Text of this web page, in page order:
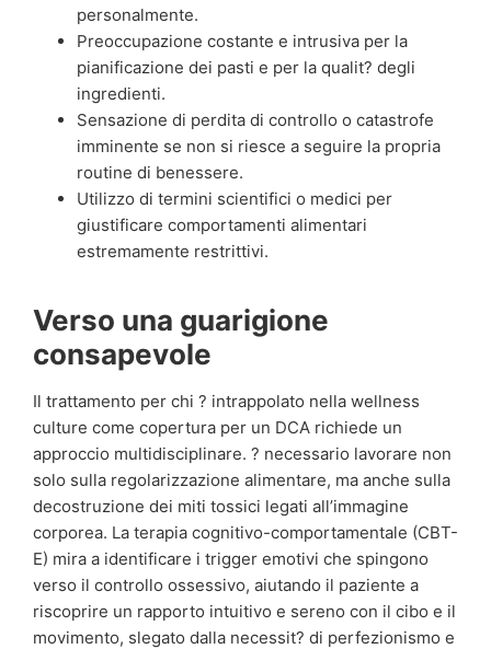
personalmente.
Preoccupazione costante e intrusiva per la
pianificazione dei pasti e per la qualit? degli
ingredienti.
Sensazione di perdita di controllo o catastrofe
imminente se non si riesce a seguire la propria
routine di benessere.
Utilizzo di termini scientifici o medici per
giustificare comportamenti alimentari
estremamente restrittivi.
Verso una guarigione
consapevole
Il trattamento per chi ? intrappolato nella wellness
culture come copertura per un DCA richiede un
approccio multidisciplinare. ? necessario lavorare non
solo sulla regolarizzazione alimentare, ma anche sulla
decostruzione dei miti tossici legati all’immagine
corporea. La terapia cognitivo-comportamentale (CBT-
E) mira a identificare i trigger emotivi che spingono
verso il controllo ossessivo, aiutando il paziente a
riscoprire un rapporto intuitivo e sereno con il cibo e il
movimento, slegato dalla necessit? di perfezionismo e